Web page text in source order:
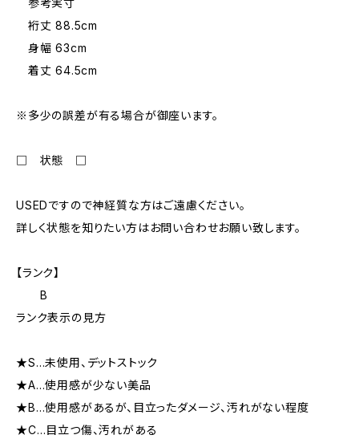
参考実寸
裄丈 88.5cm
身幅 63cm
着丈 64.5cm
※多少の誤差が有る場合が御座います。
□ 状態 □
USEDですので神経質な方はご遠慮ください。
詳しく状態を知りたい方はお問い合わせお願い致します。
【ランク】
B
ランク表示の見方
★S…未使用、デットストック
★A…使用感が少ない美品
★B…使用感があるが、目立ったダメージ、汚れがない程度
★C…目立つ傷、汚れがある